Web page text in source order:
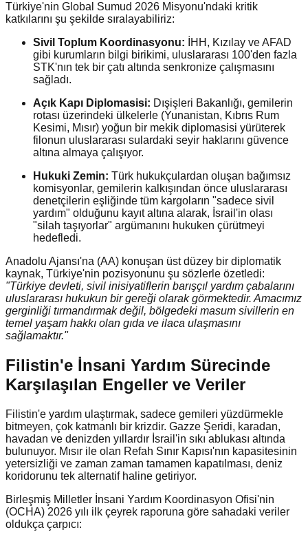
Türkiye'nin Global Sumud 2026 Misyonu'ndaki kritik
katkılarını şu şekilde sıralayabiliriz:
Sivil Toplum Koordinasyonu: İHH, Kızılay ve AFAD
gibi kurumların bilgi birikimi, uluslararası 100'den fazla
STK'nın tek bir çatı altında senkronize çalışmasını
sağladı.
Açık Kapı Diplomasisi: Dışişleri Bakanlığı, gemilerin
rotası üzerindeki ülkelerle (Yunanistan, Kıbrıs Rum
Kesimi, Mısır) yoğun bir mekik diplomasisi yürüterek
filonun uluslararası sulardaki seyir haklarını güvence
altına almaya çalışıyor.
Hukuki Zemin: Türk hukukçulardan oluşan bağımsız
komisyonlar, gemilerin kalkışından önce uluslararası
denetçilerin eşliğinde tüm kargoların "sadece sivil
yardım" olduğunu kayıt altına alarak, İsrail'in olası
"silah taşıyorlar" argümanını hukuken çürütmeyi
hedefledi.
Anadolu Ajansı'na (AA) konuşan üst düzey bir diplomatik
kaynak, Türkiye'nin pozisyonunu şu sözlerle özetledi:
"Türkiye devleti, sivil inisiyatiflerin barışçıl yardım çabalarını
uluslararası hukukun bir gereği olarak görmektedir. Amacımız
gerginliği tırmandırmak değil, bölgedeki masum sivillerin en
temel yaşam hakkı olan gıda ve ilaca ulaşmasını
sağlamaktır."
Filistin'e İnsani Yardım Sürecinde
Karşılaşılan Engeller ve Veriler
Filistin'e yardım ulaştırmak, sadece gemileri yüzdürmekle
bitmeyen, çok katmanlı bir krizdir. Gazze Şeridi, karadan,
havadan ve denizden yıllardır İsrail'in sıkı ablukası altında
bulunuyor. Mısır ile olan Refah Sınır Kapısı'nın kapasitesinin
yetersizliği ve zaman zaman tamamen kapatılması, deniz
koridorunu tek alternatif haline getiriyor.
Birleşmiş Milletler İnsani Yardım Koordinasyon Ofisi'nin
(OCHA) 2026 yılı ilk çeyrek raporuna göre sahadaki veriler
oldukça çarpıcı: